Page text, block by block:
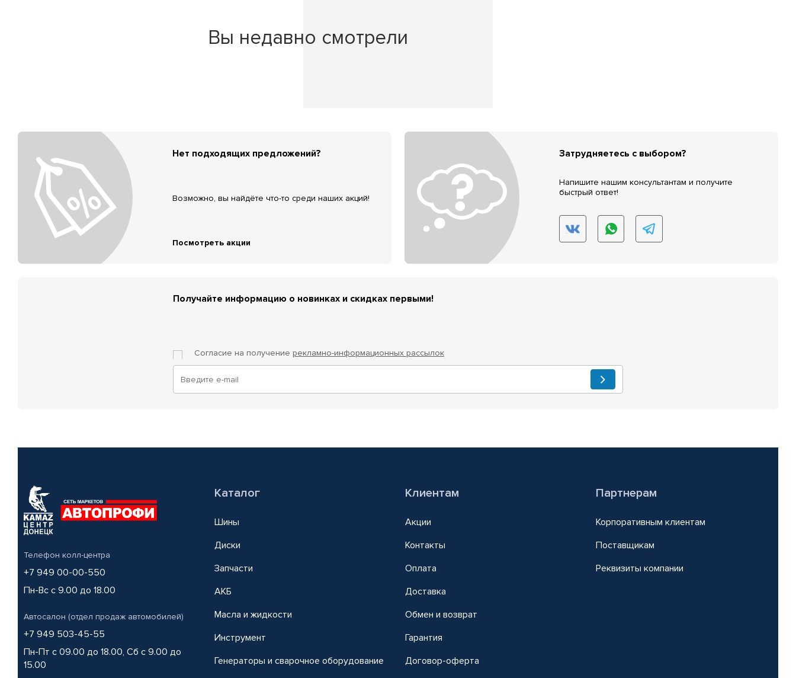
Вы недавно смотрели
Нет подходящих предложений?
Возможно, вы найдёте что-то среди наших акций!
Посмотреть акции
Затрудняетесь с выбором?
Напишите нашим консультантам и получите
быстрый ответ!
Получайте информацию о новинках и скидках первыми!
Согласие на получение рекламно-информационных рассылок
Телефон колл-центра
+7 949 00-00-550
Пн-Вс с 9.00 до 18.00
Автосалон (отдел продаж автомобилей)
+7 949 503-45-55
Пн-Пт с 09.00 до 18.00, Сб с 9.00 до
15.00
Каталог
Шины
Диски
Запчасти
АКБ
Масла и жидкости
Инструмент
Генераторы и сварочное оборудование
Клиентам
Акции
Контакты
Оплата
Доставка
Обмен и возврат
Гарантия
Договор-оферта
Партнерам
Корпоративным клиентам
Поставщикам
Реквизиты компании